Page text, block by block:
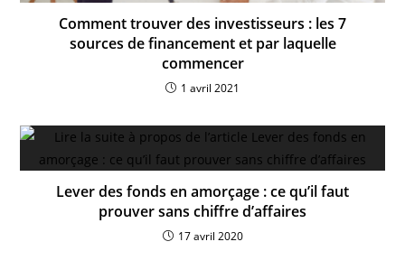
Comment trouver des investisseurs : les 7
sources de financement et par laquelle
commencer
1 avril 2021
Lever des fonds en amorçage : ce qu’il faut
prouver sans chiffre d’affaires
17 avril 2020